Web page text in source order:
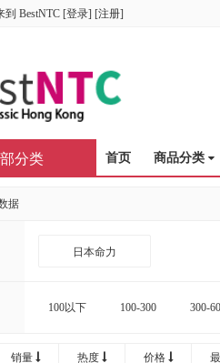
到 BestNTC [登录] [注册]
首页 商品分类
分类
据
日本命力
100以下 100-300 300-
销量 热度 价格